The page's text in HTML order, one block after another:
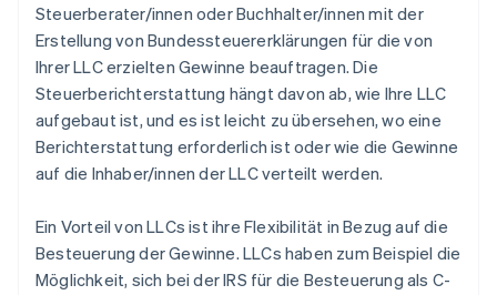
Steuerberater/innen oder Buchhalter/innen mit der
Erstellung von Bundessteuererklärungen für die von
Ihrer LLC erzielten Gewinne beauftragen. Die
Steuerberichterstattung hängt davon ab, wie Ihre LLC
aufgebaut ist, und es ist leicht zu übersehen, wo eine
Berichterstattung erforderlich ist oder wie die Gewinne
auf die Inhaber/innen der LLC verteilt werden.
Ein Vorteil von LLCs ist ihre Flexibilität in Bezug auf die
Besteuerung der Gewinne. LLCs haben zum Beispiel die
Möglichkeit, sich bei der IRS für die Besteuerung als C-